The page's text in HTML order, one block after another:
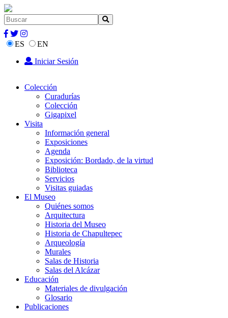
ES
EN
Iniciar Sesión
Colección
Curadurías
Colección
Gigapixel
Visita
Información general
Exposiciones
Agenda
Exposición: Bordado, de la virtud
Biblioteca
Servicios
Visitas guiadas
El Museo
Quiénes somos
Arquitectura
Historia del Museo
Historia de Chapultepec
Arqueología
Murales
Salas de Historia
Salas del Alcázar
Educación
Materiales de divulgación
Glosario
Publicaciones